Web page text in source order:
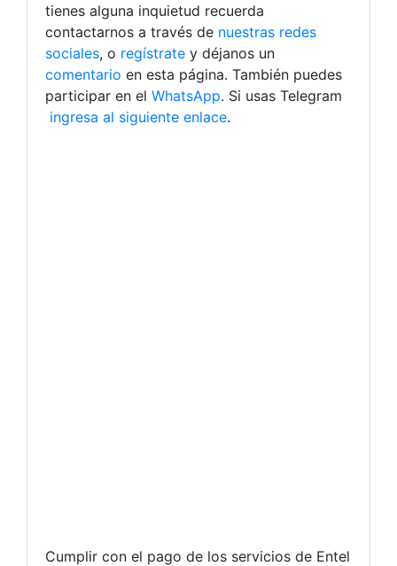
tienes alguna inquietud recuerda
contactarnos a través de nuestras redes
sociales, o regístrate y déjanos un
comentario en esta página. También puedes
participar en el WhatsApp. Si usas Telegram
ingresa al siguiente enlace.
Cumplir con el pago de los servicios de Entel